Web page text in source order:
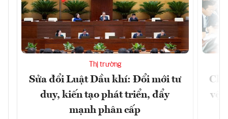
Thị trường
Sửa đổi Luật Dầu khí: Đổi mới tư
duy, kiến tạo phát triển, đẩy
mạnh phân cấp
vệ